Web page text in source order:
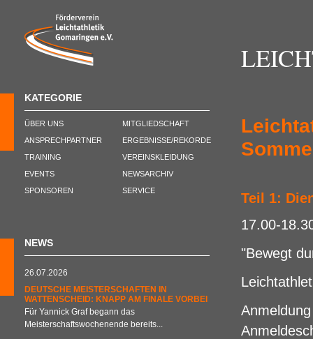
KATEGORIE
ÜBER UNS
ANSPRECHPARTNER
TRAINING
EVENTS
SPONSOREN
MITGLIEDSCHAFT
ERGEBNISSE/REKORDE
VEREINSKLEIDUNG
NEWSARCHIV
SERVICE
NEWS
26.07.2026
DEUTSCHE MEISTERSCHAFTEN IN
WATTENSCHEID: KNAPP AM FINALE VORBEI
Für Yannick Graf begann das
Meisterschaftswochenende bereits...
Teil 1:
17.00-
"Bewegt